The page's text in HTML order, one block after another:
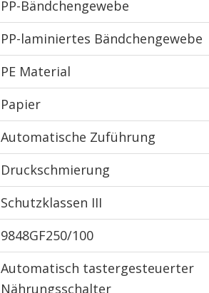
PP-Bändchengewebe
PP-laminiertes Bändchengewebe
PE Material
Papier
Automatische Zuführung
Druckschmierung
Schutzklassen III
9848GF250/100
Automatisch tastergesteuerter
Nährungsschalter